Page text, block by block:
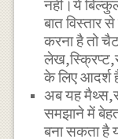
नहीं।ये
बात
करना है तो
के लिए आदर्श
अब यह
समझाने में
बना सकता है